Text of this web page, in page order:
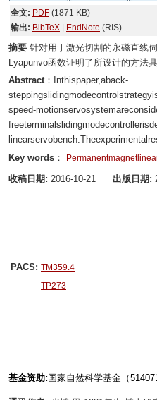
全文: PDF (1871 KB)
输出: BibTeX EndNote (RIS)
摘要 针对用于激光切割的永磁直线
Lyapunvo函数证明了所设计的方法
Abstract：Inthispaper,aback-
speed-
Key words ：
收稿日期: 2016-10-21 出版日期:
PACS: TM359.4
TP273
基金资助: 国家自然科学基金（